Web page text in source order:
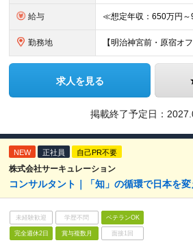
給与
勤務地
求人を見る
掲載終了予定日：
NEW 正社員 自己PR不要
株式会社サーキュレーション
コンサルタント｜「知」の循環で日本を
未経験歓迎 学歴不問 ベテランOK
完全週休2日 賞与複数月 面接1回